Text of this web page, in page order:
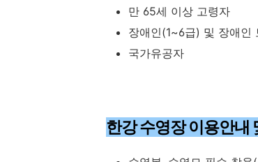
만 65세 이상 고령자
장애인(1~6급) 및 장애인
국가유공자
한강 수영장 이용안내